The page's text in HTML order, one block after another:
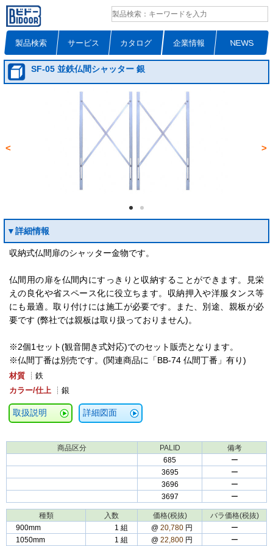
製品検索 サービス カタログ 企業情報 NEWS
SF-05 並鉄仏間シャッター 銀
< >
▼詳細情報
収納式仏間扉のシャッター金物です。
仏間用の扉を仏間内にすっきりと収納することができます。見栄
えの良化や省スペース化に役立ちます。収納押入や洋服タンス等
にも最適。取り付けには施工が必要です。また、別途、親板が必
要です (弊社では親板は取り扱っておりません)。
※2個1セット(観音開き式対応)でのセット販売となります。
※仏間丁番は別売です。(関連商品に「BB-74 仏間丁番」有り)
材質
┊鉄
カラー/仕上
┊銀
取扱説明 詳細図面
商品区分 PALID
備考
685
ー
3695
ー
3696
ー
3697
ー
種類 入数 価格(税抜)
バラ価格(税抜)
900mm
1 組 @ 20,780 円
ー
1050mm
1 組 @ 22,800 円 ー